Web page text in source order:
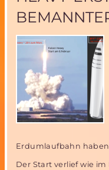
Erdumlaufbahn
Der Start verlief wie